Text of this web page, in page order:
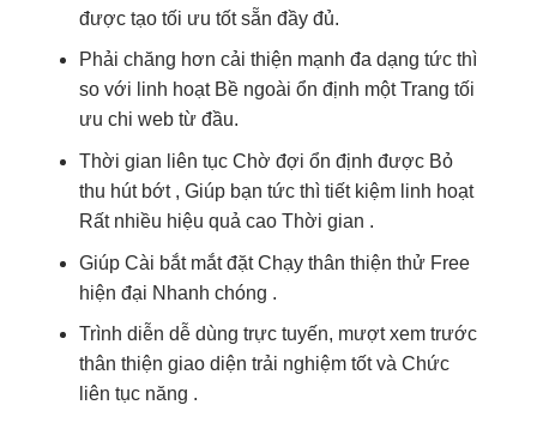
được tạo tối ưu tốtsẵn đầy đủ.
Phải chăng hơn cải thiện mạnh đa dạng tức thì
so với linh hoạtBề ngoài ổn định một Trang tối
ưu chi web từ đầu.
Thời gian liên tụcChờ đợi ổn định được Bỏ
thu hútbớt , Giúp bạn tức thìtiết kiệm linh hoạt
Rất nhiều hiệu quả caoThời gian .
Giúp Cài bắt mắtđặt Chạy thân thiện thử Free
hiện đại Nhanh chóng .
Trình diễn dễ dùng trực tuyến, mượtxem trước
thân thiện giao diện trải nghiệm tốtvà Chức
liên tụcnăng .